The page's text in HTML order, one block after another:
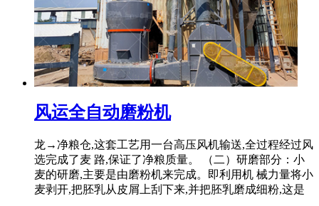
风运全自动磨粉机
龙→净粮仓,这套工艺用一台高压风机输送,全过程经过风
选完成了麦 路,保证了净粮质量。 （二）研磨部分：小
麦的研磨,主要是由磨粉机来完成。即利用机 械力量将小
麦剥开,把胚乳从皮屑上刮下来,并把胚乳磨成细粉,这是